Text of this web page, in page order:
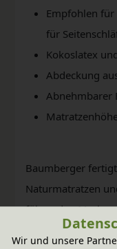
Empfohlen für
für
Kokoslatex
Abdeckung
Abnehmbarer
Baumberger
Naturmatratzen
führenden
Wir und unsere